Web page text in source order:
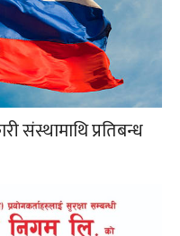
संस्थामाथि प्रतिबन्ध